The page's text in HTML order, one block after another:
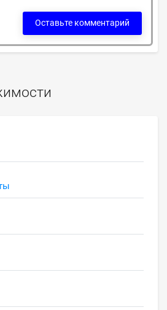
Оставьте комментарий